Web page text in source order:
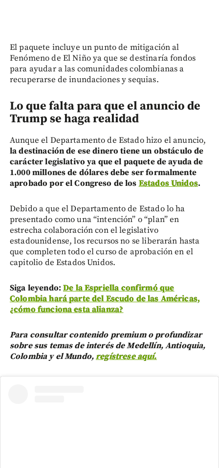
El paquete incluye un punto de mitigación al
Fenómeno de El Niño ya que se destinaría fondos
para ayudar a las comunidades colombianas a
recuperarse de inundaciones y sequias.
Lo que falta para que el anuncio de
Trump se haga realidad
Aunque el Departamento de Estado hizo el anuncio,
la destinación de ese dinero tiene un obstáculo de
carácter legislativo ya que el paquete de ayuda de
1.000 millones de dólares debe ser formalmente
aprobado por el Congreso de los Estados Unidos.
Debido a que el Departamento de Estado lo ha
presentado como una “intención” o “plan” en
estrecha colaboración con el legislativo
estadounidense, los recursos no se liberarán hasta
que completen todo el curso de aprobación en el
capitolio de Estados Unidos.
Siga leyendo:De la Espriella confirmó que
Colombia hará parte del Escudo de las Américas,
¿cómo funciona esta alianza?
Para consultar contenido premium o profundizar
sobre sus temas de interés de Medellín, Antioquia,
Colombia y el Mundo,regístrese aquí.